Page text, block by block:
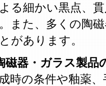
る細かい黒点、
また、多くの陶
があります。
磁器・ガラス製品
時の条件や釉薬